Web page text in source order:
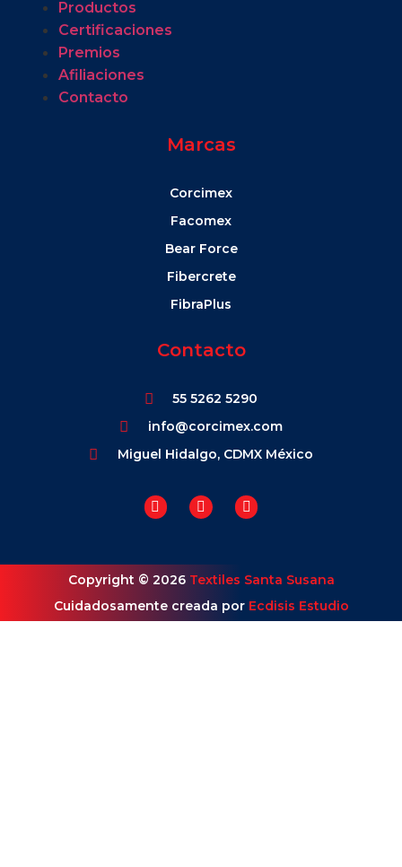
Productos
Certificaciones
Premios
Afiliaciones
Contacto
Marcas
Corcimex
Facomex
Bear Force
Fibercrete
FibraPlus
Contacto
55 5262 5290
info@corcimex.com
Miguel Hidalgo, CDMX México
Copyright © 2026 Textiles Santa Susana
Cuidadosamente creada por Ecdisis Estudio